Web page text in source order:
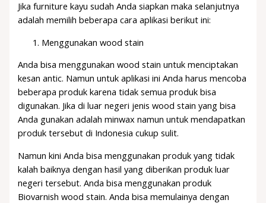
Jika furniture kayu sudah Anda siapkan maka selanjutnya
adalah memilih beberapa cara aplikasi berikut ini:
Menggunakan wood stain
Anda bisa menggunakan wood stain untuk menciptakan
kesan antic. Namun untuk aplikasi ini Anda harus mencoba
beberapa produk karena tidak semua produk bisa
digunakan. Jika di luar negeri jenis wood stain yang bisa
Anda gunakan adalah minwax namun untuk mendapatkan
produk tersebut di Indonesia cukup sulit.
Namun kini Anda bisa menggunakan produk yang tidak
kalah baiknya dengan hasil yang diberikan produk luar
negeri tersebut. Anda bisa menggunakan produk
Biovarnish wood stain. Anda bisa memulainya dengan